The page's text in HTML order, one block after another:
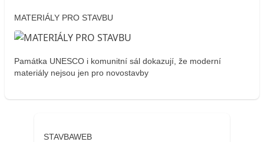
MATERIÁLY PRO STAVBU
Památka UNESCO i komunitní sál dokazují, že moderní
materiály nejsou jen pro novostavby
STAVBAWEB